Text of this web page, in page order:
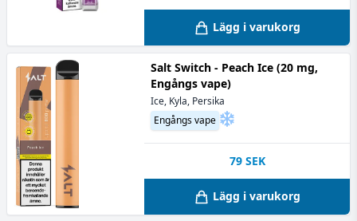
Lägg i varukorg
Salt Switch - Peach Ice (20 mg,
Engångs vape)
Ice, Kyla, Persika
Engångs vape
79 SEK
Lägg i varukorg